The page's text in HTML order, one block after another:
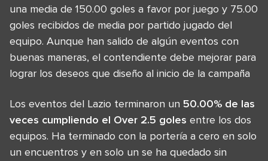
una media de 150.00 goles a favor por juego y 75.00
goles recibidos de media por partido jugado del
equipo. Aunque han salido de algún eventos con
buenas maneras, el contendiente debe mejorar para
lograr los deseos que diseño al inicio de la campaña
Los eventos del Lazio terminaron un 50.00% de las
veces cumpliendo el Over 2.5 goles entre los dos
equipos. Ha terminado con la portería a cero en solo
un encuentros y en solo un se ha quedado sin